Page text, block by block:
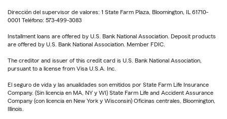
Dirección del supervisor de valores: 1 State Farm Plaza, Bloomington, IL 61710-
0001 Teléfono: 573-499-3083
Installment loans are offered by U.S. Bank National Association. Deposit products
are offered by U.S. Bank National Association. Member FDIC.
The creditor and issuer of this credit card is U.S. Bank National Association,
pursuant to a license from Visa U.S.A. Inc.
El seguro de vida y las anualidades son emitidos por State Farm Life Insurance
Company. (Sin licencia en MA, NY y WI) State Farm Life and Accident Assurance
Company (con licencia en New York y Wisconsin) Oficinas centrales, Bloomington,
Illinois.